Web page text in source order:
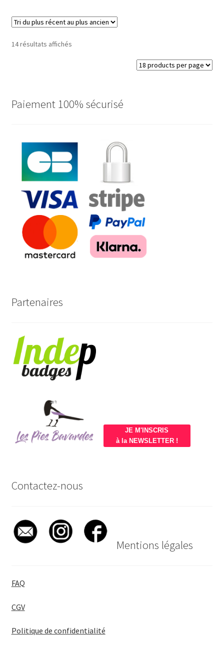
14 résultats affichésTrié
plus
ancien
Paiement 100% sécurisé
Partenaires
JE M'INSCRIS
à la NEWSLETTER !
Contactez-nous
Mentions légales
FAQ
CGV
Politique de confidentialité